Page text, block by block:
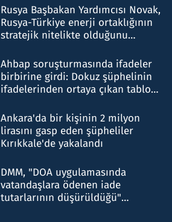
Rusya Başbakan Yardımcısı Novak,
Rusya-Türkiye enerji ortaklığının
stratejik nitelikte olduğunu
Ahbap soruşturmasında ifadeler
birbirine girdi: Dokuz şüphelinin
ifadelerinden ortaya çıkan tablo
Ankara'da bir kişinin 2 milyon
lirasını gasp eden şüpheliler
Kırıkkale'de yakalandı
DMM, "DOA uygulamasında
vatandaşlara ödenen iade
tutarlarının düşürüldüğü"